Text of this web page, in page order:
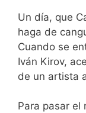
Un día, que
haga de
Cuando se
Iván Kirov,
de un artista
Para pasar el